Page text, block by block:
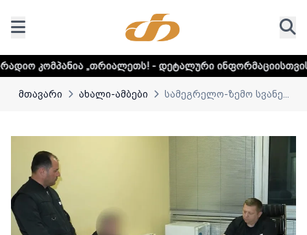
- დეტალური ინფორმაციისთვის დააკლიკეთ
მთავარი ახალი-ამბები სამეგრელო-ზემო სვანე...